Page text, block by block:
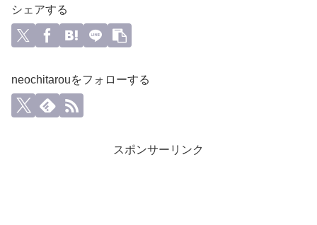
シェアする
neochitarouをフォローする
スポンサーリンク